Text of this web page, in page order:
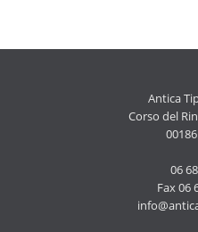
Antica
Corso del
06
Fax 06